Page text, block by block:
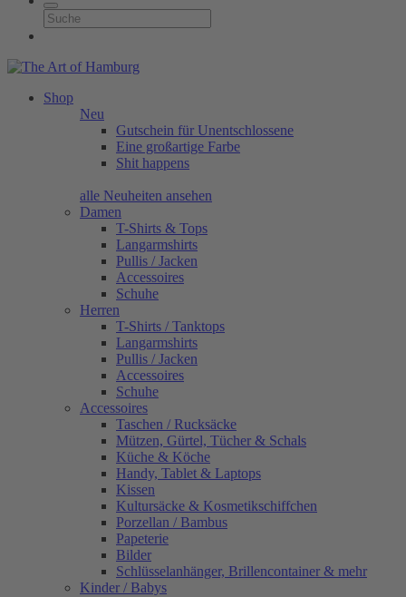
Shop
Neu
Gutschein für Unentschlossene
Eine großartige Farbe
Shit happens
alle Neuheiten ansehen
Damen
T-Shirts & Tops
Langarmshirts
Pullis / Jacken
Accessoires
Schuhe
Herren
T-Shirts / Tanktops
Langarmshirts
Pullis / Jacken
Accessoires
Schuhe
Accessoires
Taschen / Rucksäcke
Mützen, Gürtel, Tücher & Schals
Küche & Köche
Handy, Tablet & Laptops
Kissen
Kultursäcke & Kosmetikschiffchen
Porzellan / Bambus
Papeterie
Bilder
Schlüsselanhänger, Brillencontainer & mehr
Kinder / Babys